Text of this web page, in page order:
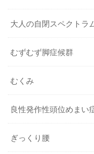
大人の自閉スペクトラ
むずむず脚症候群
むくみ
良性発作性頭位めまい
ぎっくり腰